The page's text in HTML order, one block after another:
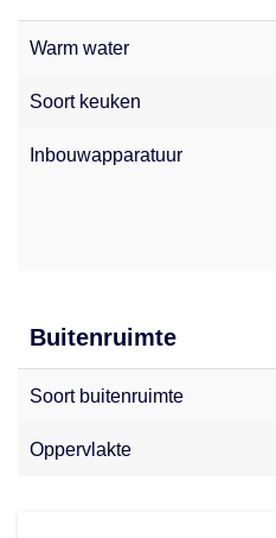
Warm water
Soort keuken
Inbouwapparatuur
Buitenruimte
Soort buitenruimte
Oppervlakte